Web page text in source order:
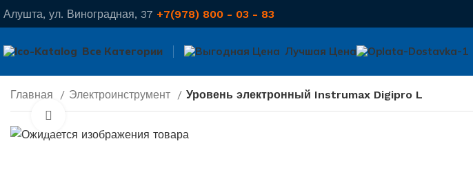
Алушта, ул. Виноградная, 37 +7(978) 800 - 03 - 83
Все Категории Лучшая Цена
Главная Электроинструмент Уровень электронный Instrumax Digipro L
Нажмите, чтобы увеличить